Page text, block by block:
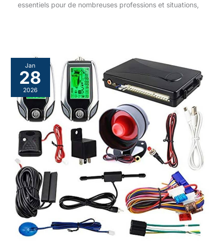
essentiels pour de nombreuses professions et situations,
Jan
28
2026